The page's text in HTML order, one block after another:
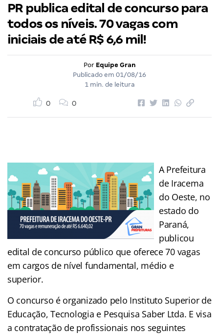
PR publica edital de concurso para
todos os níveis. 70 vagas com
iniciais de até R$ 6,6 mil!
Por Equipe Gran
Publicado em 01/08/16
1 min. de leitura
0 0
A Prefeitura
de Iracema
do Oeste, no
estado do
Paraná,
publicou
edital de concurso público que oferece 70 vagas
em cargos de nível fundamental, médio e
superior.
O concurso é organizado pelo Instituto Superior de
Educação, Tecnologia e Pesquisa Saber Ltda. E visa
a contratação de profissionais nos seguintes